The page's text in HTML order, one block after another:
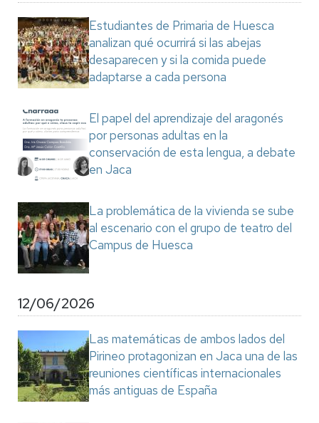
Estudiantes de Primaria de Huesca
analizan qué ocurrirá si las abejas
desaparecen y si la comida puede
adaptarse a cada persona
El papel del aprendizaje del aragonés
por personas adultas en la
conservación de esta lengua, a debate
en Jaca
La problemática de la vivienda se sube
al escenario con el grupo de teatro del
Campus de Huesca
12/06/2026
Las matemáticas de ambos lados del
Pirineo protagonizan en Jaca una de las
reuniones científicas internacionales
más antiguas de España